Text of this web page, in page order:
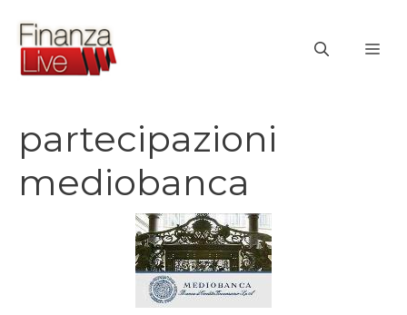
contenuto
partecipazioni
mediobanca